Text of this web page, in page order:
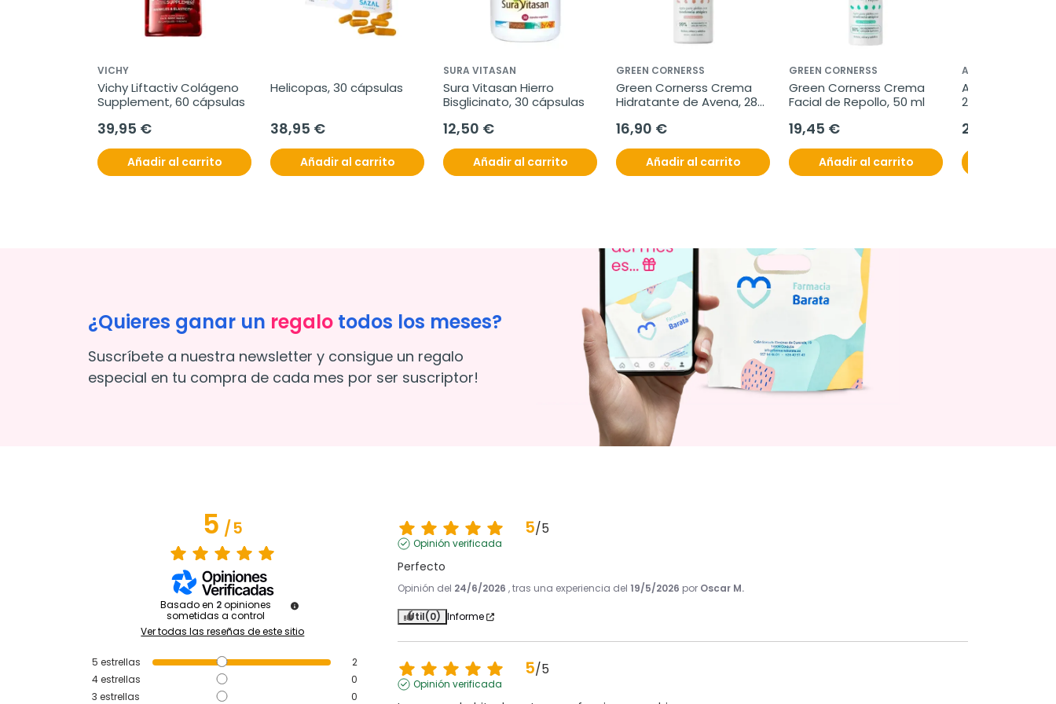
VICHY
Vichy Liftactiv Colágeno
Supplement, 60 cápsulas
39,95 €
Añadir al carrito
Helicopas, 30 cápsulas
38,95 €
Añadir al carrito
SURA VITASAN
Sura Vitasan Hierro
Bisglicinato, 30 cápsulas
12,50 €
Añadir al carrito
GREEN CORNERSS
Green Cornerss Crema
Hidratante de Avena, 280
16,90 €
Añadir al carrito
GREEN CORNERSS
Green Cornerss Crema
Facial de Repollo, 50 ml
19,45 €
Añadir al carrito
ARKOPHARMA
Arkofluido
270 g
23,50 €
¿Quieres ganar un regalo todos los meses?
Suscríbete a nuestra newsletter y consigue un regalo
especial en tu compra de cada mes por ser suscriptor!
5/5
Basado en 2opiniones
sometidas a control
Ver todas las reseñas de este sitio
5 estrellas
2
4estrellas
0
3 estrellas 0
5/5
Opinión verificada
Perfecto
Opinión del 24/6/2026 , tras una experiencia del 19/5/2026 por Oscar M.
Útil(0) Informe
5/5
Opinión verificada